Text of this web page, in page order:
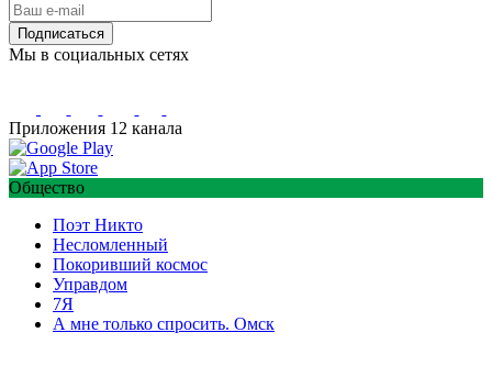
Подписаться
Мы в социальных сетях
Приложения 12 канала
Общество
Поэт Никто
Несломленный
Покоривший космос
Управдом
7Я
А мне только спросить. Омск